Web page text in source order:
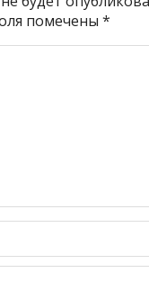
помечены*